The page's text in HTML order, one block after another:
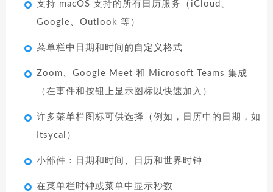
支持 macOS 支持的所有日历服务（iCloud、
Google、Outlook 等）
菜单栏中日期和时间的自定义格式
Zoom、Google Meet 和 Microsoft Teams 集成
（在事件和按钮上显示图标以快速加入）
许多菜单栏图标可供选择（例如，日历中的日期，如
Itsycal）
小部件：日期和时间、日历和世界时钟
在菜单栏时钟或菜单中显示秒数